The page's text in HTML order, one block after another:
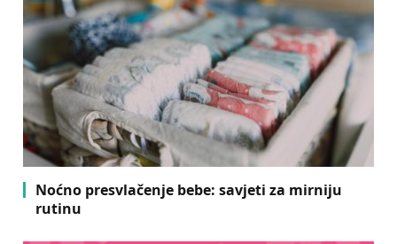
Noćno presvlačenje bebe: savjeti za mirniju
rutinu